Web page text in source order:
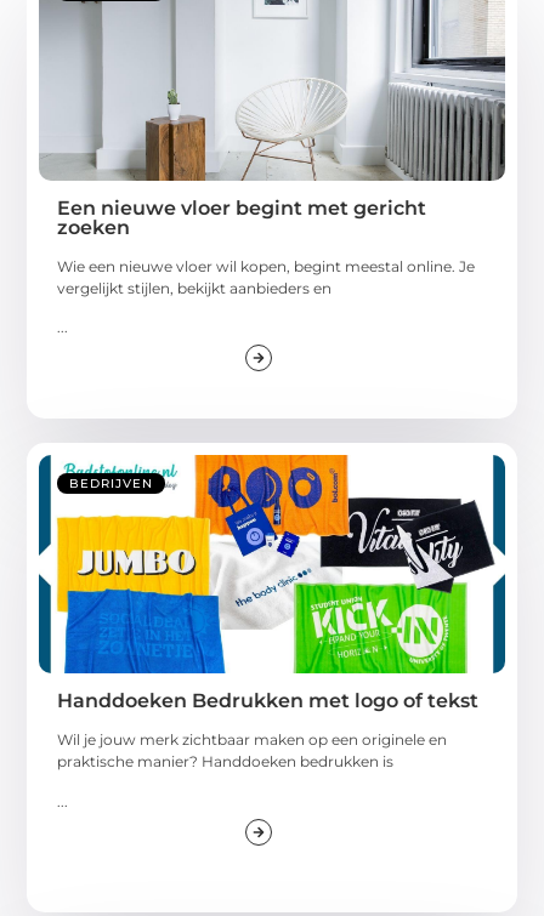
Een nieuwe vloer begint met gericht
zoeken
Wie een nieuwe vloer wil kopen, begint meestal online. Je
vergelijkt stijlen, bekijkt aanbieders en
...
BEDRIJVEN
Handdoeken Bedrukken met logo of tekst
Wil je jouw merk zichtbaar maken op een originele en
praktische manier? Handdoeken bedrukken is